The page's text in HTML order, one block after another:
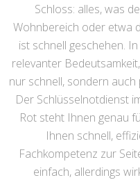
Schloss: alles, was
Wohnbereich oder etwa
ist schnell geschehen.
relevanter
nur schnell, sondern
Der Schlüsselnotdienst
Rot steht Ihnen genau
Ihnen schnell,
Fachkompetenz zur
einfach, allerdings